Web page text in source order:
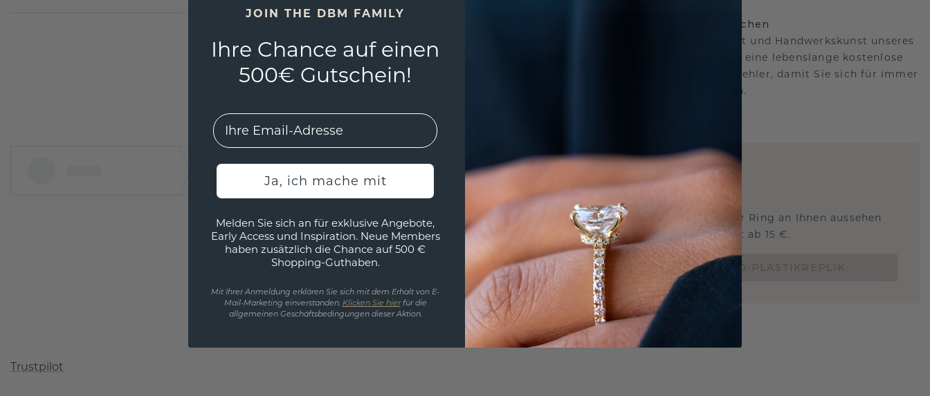
Unser lebenslanges Versprechen
Wir stehen hinter der Qualität und Handwerkskunst unseres
Schmucks.Deshalb bieten wir eine lebenslange kostenlose
Garantie gegen Herstellungsfehler, damit Sie sich für immer
keine Sorgen machen müssen.
3D MUSTERSCHMUCK
Wollen Sie wissen, wie dieser Ring an Ihnen aussehen
würde und ob er passt? Jetzt ab 15 €.
BESTELLE EINE 3D-PLASTIKREPLIK
Trustpilot
JOIN THE DBM FAMILY
Ihre Chance auf einen
500€ Gutschein!
EMail
Ja, ich mache mit
Melden Sie sich an für exklusive Angebote,
Early Access und Inspiration. Neue Members
haben zusätzlich die Chance auf 500 €
Shopping-Guthaben.
Mit Ihrer Anmeldung erklären Sie sich mit dem Erhalt von E-
Mail-Marketing einverstanden. Klicken Sie hierfür die
allgemeinen Geschäftsbedingungen dieser Aktion.